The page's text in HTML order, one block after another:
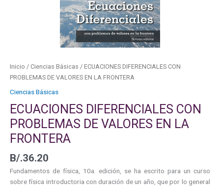
Inicio / Ciencias Básicas / ECUACIONES DIFERENCIALES CON
PROBLEMAS DE VALORES EN LA FRONTERA
Ciencias Básicas
ECUACIONES DIFERENCIALES CON
PROBLEMAS DE VALORES EN LA
FRONTERA
B/.36.20
Fundamentos de física, 10a. edición, se ha escrito para un curso
sobre física introductoria con duración de un año, que por lo general